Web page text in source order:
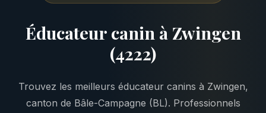
Éducateur canin à Zwingen
(4222)
Trouvez les meilleurs éducateur canins à Zwingen,
canton de Bâle-Campagne (BL). Professionnels